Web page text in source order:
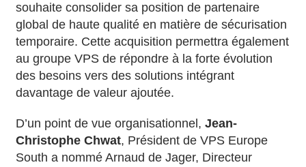
souhaite consolider sa position de partenaire
global de haute qualité en matière de sécurisation
temporaire. Cette acquisition permettra également
au groupe VPS de répondre à la forte évolution
des besoins vers des solutions intégrant
davantage de valeur ajoutée.
D’un point de vue organisationnel,Jean-
Christophe Chwat, Président de VPS Europe
South a nommé Arnaud de Jager, Directeur